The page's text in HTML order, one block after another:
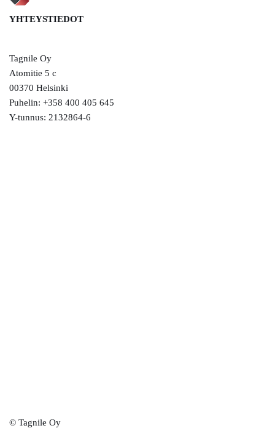
YHTEYSTIEDOT
Tagnile Oy
Atomitie 5 c
00370 Helsinki
Puhelin: +358 400 405 645
Y-tunnus: 2132864-6
© Tagnile Oy